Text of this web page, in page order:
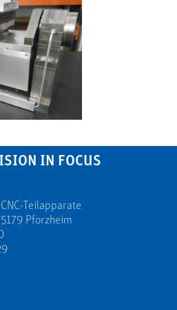
IN FOCUS
Teilapparate
Pforzheim